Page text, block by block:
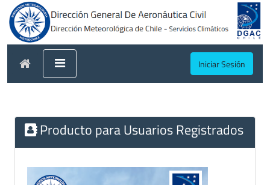
Iniciar Sesión
Producto para Usuarios Registrados